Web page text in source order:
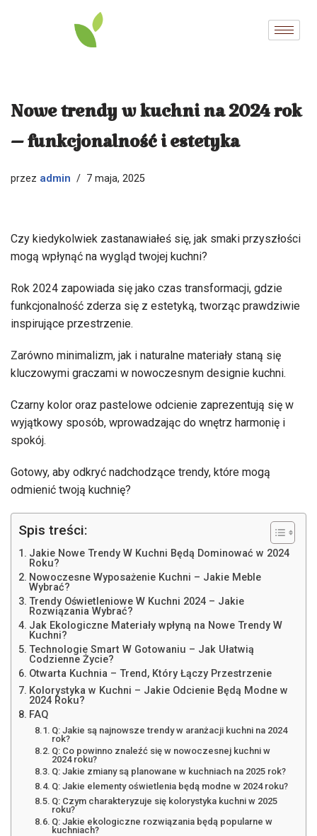
Nowe trendy w kuchni na 2024 rok
– funkcjonalność i estetyka
przez admin 7 maja, 2025
Czy kiedykolwiek zastanawiałeś się, jak smaki przyszłości
mogą wpłynąć na wygląd twojej kuchni?
Rok 2024 zapowiada się jako czas transformacji, gdzie
funkcjonalność zderza się z estetyką, tworząc prawdziwie
inspirujące przestrzenie.
Zarówno minimalizm, jak i naturalne materiały staną się
kluczowymi graczami w nowoczesnym designie kuchni.
Czarny kolor oraz pastelowe odcienie zaprezentują się w
wyjątkowy sposób, wprowadzając do wnętrz harmonię i
spokój.
Gotowy, aby odkryć nadchodzące trendy, które mogą
odmienić twoją kuchnię?
Spis treści:
Jakie Nowe Trendy W Kuchni Będą Dominować w 2024
Roku?
Nowoczesne Wyposażenie Kuchni – Jakie Meble
Wybrać?
Trendy Oświetleniowe W Kuchni 2024 – Jakie
Rozwiązania Wybrać?
Jak Ekologiczne Materiały wpłyną na Nowe Trendy W
Kuchni?
Technologie Smart W Gotowaniu – Jak Ułatwią
Codzienne Życie?
Otwarta Kuchnia – Trend, Który Łączy Przestrzenie
Kolorystyka w Kuchni – Jakie Odcienie Będą Modne w
2024 Roku?
FAQ
Q: Jakie są najnowsze trendy w aranżacji kuchni na 2024
rok?
Q: Co powinno znaleźć się w nowoczesnej kuchni w
2024 roku?
Q: Jakie zmiany są planowane w kuchniach na 2025 rok?
Q: Jakie elementy oświetlenia będą modne w 2024 roku?
Q: Czym charakteryzuje się kolorystyka kuchni w 2025
roku?
Q: Jakie ekologiczne rozwiązania będą popularne w
kuchniach?